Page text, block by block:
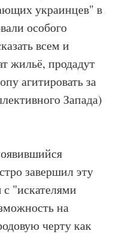
украинцев" в
особого
всем и
жильё, продадут
агитировать за
Запада)
завершил эту
"искателями
на
черту как